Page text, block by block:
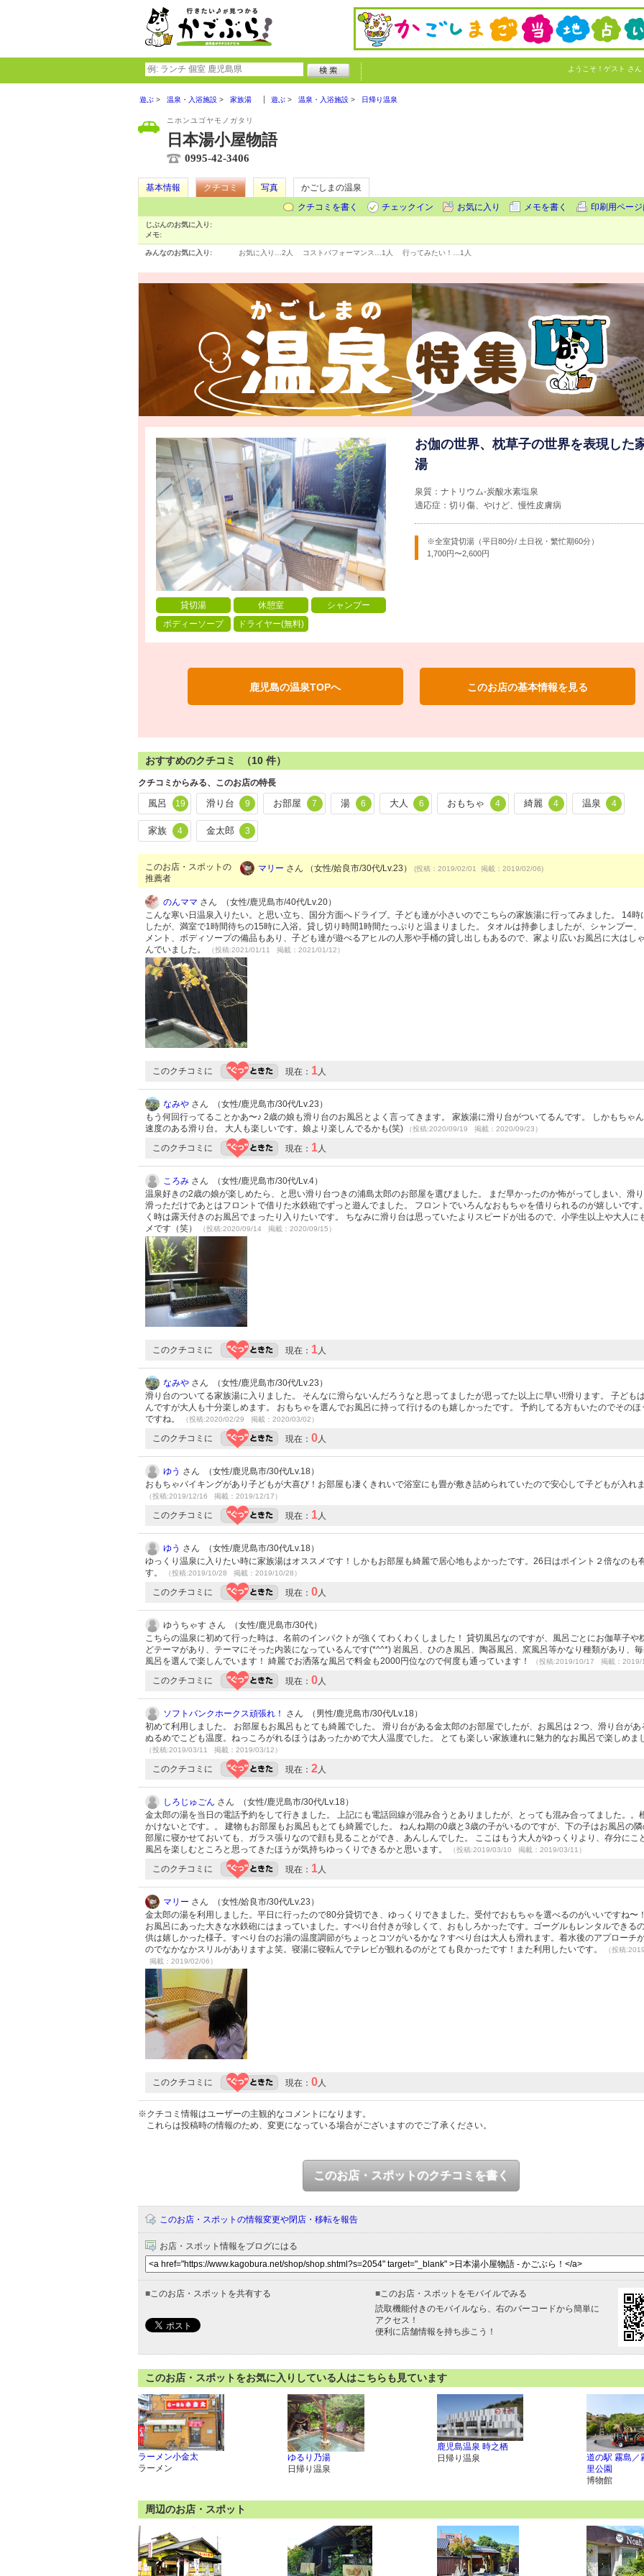
ようこそ！ ゲスト さん
遊ぶ 温泉・入浴施設 家族湯 遊ぶ 温泉・入浴施設 日帰り温泉
ニホンユゴヤモノガタリ
日本湯小屋物語
0995-42-3406
基本情報 クチコミ 写真
かごしまの温泉
クチコミを書く
チェックイン お気に入り メモを書く 印刷用ページ
じぶんのお気に入り:
メモ:
みんなのお気に入り: お気に入り… 2人 コストパフォーマンス… 1人 行ってみたい！… 1人
お伽の世界、枕草子の世界を表現した
湯
泉質：ナトリウム-炭酸水素塩泉
適応症：切り傷、やけど、慢性皮膚病
※全室貸切湯（平日80分/ 土日祝・繁忙期60分）
1,700円〜2,600円
貸切湯 休憩室
シャンプー
ボディーソープ
ドライヤー(無料)
鹿児島の温泉TOPへ このお店の基本情報を見る
おすすめのクチコミ （10 件）
クチコミからみる、このお店の特長
風呂 19 滑り台 9 お部屋 7 湯 6 大人 6 おもちゃ 4 綺麗 4 温泉 4
家族 4 金太郎 3
このお店・スポットの
推薦者
マリー さん （女性/姶良市/30代/Lv.23） (投稿：2019/02/01 掲載：2019/02/06)
のんママ さん （女性/鹿児島市/40代/Lv.20）
こんな寒い日温泉入りたい。と思い立ち、国分方面へドライブ。子ども達が小さいのでこちらの家族湯に行ってみました。 14時
したが、満室で1時間待ちの15時に入浴。貸し切り時間1時間たっぷりと温まりました。 タオルは持参しましたが、シャンプー、
メント、ボディソープの備品もあり、子ども達が遊べるアヒルの人形や手桶の貸し出しもあるので、家より広いお風呂に大はし
んでいました。
（投稿:2021/01/11 掲載：2021/01/12）
このクチコミに 現在： 1人
なみや さん （女性/鹿児島市/30代/Lv.23）
もう何回行ってることかあ〜♪ 2歳の娘も滑り台のお風呂とよく言ってきます。 家族湯に滑り台がついてるんです。 しかもちゃ
速度のある滑り台。 大人も楽しいです。娘より楽しんでるかも(笑)
（投稿:2020/09/19 掲載：2020/09/23）
このクチコミに 現在： 1人
ころみ さん （女性/鹿児島市/30代/Lv.4）
温泉好きの2歳の娘が楽しめたら、と思い滑り台つきの浦島太郎のお部屋を選びました。 まだ早かったのか怖がってしまい、滑
滑っただけであとはフロントで借りた水鉄砲でずっと遊んでました。 フロントでいろんなおもちゃを借りられるのが嬉しいです
く時は露天付きのお風呂でまったり入りたいです。 ちなみに滑り台は思っていたよりスピードが出るので、小学生以上や大人に
メです（笑）
（投稿:2020/09/14 掲載：2020/09/15）
このクチコミに 現在： 1人
なみや さん （女性/鹿児島市/30代/Lv.23）
滑り台のついてる家族湯に入りました。 そんなに滑らないんだろうなと思ってましたが思ってた以上に早い!!滑ります。 子ども
んですが大人も十分楽しめます。 おもちゃを選んでお風呂に持って行けるのも嬉しかったです。 予約してる方もいたのでそのほ
ですね。
（投稿:2020/02/29 掲載：2020/03/02）
このクチコミに 現在： 0人
ゆう さん （女性/鹿児島市/30代/Lv.18）
おもちゃバイキングがあり子どもが大喜び！お部屋も凄くきれいで浴室にも畳が敷き詰められていたので安心して子どもが入れま
（投稿:2019/12/16 掲載：2019/12/17）
このクチコミに 現在： 1人
ゆう さん （女性/鹿児島市/30代/Lv.18）
ゆっくり温泉に入りたい時に家族湯はオススメです！しかもお部屋も綺麗で居心地もよかったです。26日はポイント２倍なのも
す。
（投稿:2019/10/28 掲載：2019/10/28）
このクチコミに 現在： 0人
ゆうちゃす さん （女性/鹿児島市/30代）
こちらの温泉に初めて行った時は、名前のインパクトが強くてわくわくしました！ 貸切風呂なのですが、風呂ごとにお伽草子や
どテーマがあり、テーマにそった内装になっているんです(*^^*) 岩風呂、ひのき風呂、陶器風呂、窯風呂等かなり種類があり、毎
風呂を選んで楽しんでいます！ 綺麗でお洒落な風呂で料金も2000円位なので何度も通っています！
（投稿:2019/10/17 掲載：2019/
このクチコミに 現在： 0人
ソフトバンクホークス頑張れ！
さん （男性/鹿児島市/30代/Lv.18）
初めて利用しました。 お部屋もお風呂もとても綺麗でした。 滑り台がある金太郎のお部屋でしたが、お風呂は２つ、滑り台があ
ぬるめでこども温度。ねっころがれるほうはあったかめで大人温度でした。 とても楽しい家族連れに魅力的なお風呂で楽しめま
（投稿:2019/03/11 掲載：2019/03/12）
このクチコミに 現在： 2人
しろじゅごん さん （女性/鹿児島市/30代/Lv.18）
金太郎の湯を当日の電話予約をして行きました。 上記にも電話回線が混み合うとありましたが、とっても混み合ってました。。
かけないとです。。 建物もお部屋もお風呂もとても綺麗でした。 ねんね期の0歳と3歳の子がいるのですが、下の子はお風呂の
部屋に寝かせておいても、ガラス張りなので顔も見ることができ、あんしんでした。 ここはもう大人がゆっくりより、存分にこ
風呂を楽しむところと思ってきたほうが気持ちゆっくりできるかと思います。
（投稿:2019/03/10 掲載：2019/03/11）
このクチコミに 現在： 1人
マリー さん （女性/姶良市/30代/Lv.23）
金太郎の湯を利用しました。平日に行ったので80分貸切でき、ゆっくりできました。受付でおもちゃを選べるのがいいですね〜
お風呂にあった大きな水鉄砲にはまっていました。すべり台付きが珍しくて、おもしろかったです。ゴーグルもレンタルできる
供は嬉しかった様子。すべり台のお湯の温度調節がちょっとコツがいるかな？すべり台は大人も滑れます。着水後のアプローチ
のでなかなかスリルがありますよ笑。寝湯に寝転んでテレビが観れるのがとても良かったです！また利用したいです。
（投稿
掲載：2019/02/06）
このクチコミに 現在： 0人
※クチコミ情報はユーザーの主観的なコメントになります。
これらは投稿時の情報のため、変更になっている場合がございますのでご了承ください。
このお店・スポットのクチコミを書く
このお店・スポットの情報変更や閉店・移転を報告
お店・スポット情報をブログにはる
■このお店・スポットを共有する ■このお店・スポットをモバイルでみる
読取機能付きのモバイルなら、右のバーコードから簡単に
アクセス！
便利に店舗情報を持ち歩こう！
このお店・スポットをお気に入りしている人はこちらも見ています
ラーメン小金太
ラーメン
ゆるり乃湯
日帰り温泉
鹿児島温泉 時之栖
日帰り温泉
道の駅 霧島／
里公園
博物館
周辺のお店・スポット